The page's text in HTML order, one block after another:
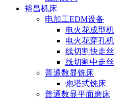
裕昌机床
电加工EDM设备
电火花成型机
电火花穿孔机
线切割快走丝
线切割中走丝
普通数显铣床
炮塔式铣床
普通数显平面磨床